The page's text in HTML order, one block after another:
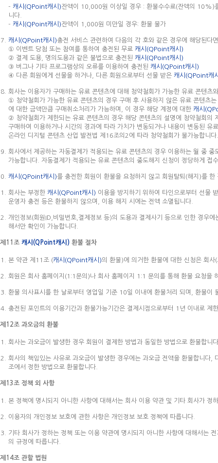
- 캐시(QPoint캐시)잔액이 10,000원 이상일 경우 : 환불수수료(잔액의 10%)
니다.
- 캐시(QPoint캐시)잔액이 1,000원 미만일 경우: 환불 불가
캐시(QPoint캐시)충전 서비스 관련하여 다음의 각 호와 같은 경우에 해당된다
① 이벤트 당첨 또는 참여를 통하여 충전된 무료 캐시(QPoint캐시)
② 결제 도용, 명의도용과 같은 불법으로 충전된 캐시(QPoint캐시)
③ 버그나 기타 프로그램상의 오류를 이용하여 충전된 캐시(QPoint캐시)
④ 다른 회원에게 선물을 하거나, 다른 회원으로부터 선물 받은 캐시(QPoint캐
회사는 이용자가 구매하는 유료 콘텐츠에 대해 청약철회가 가능한 유료 콘텐츠
① 청약철회가 가능한 유료 콘텐츠의 경우 구매 후 사용하지 않은 유료 콘텐츠
에 대한 금액만큼 구매취소처리가 가능하며, 이 경우 해당 계정에 대한 캐시
② 청약철회가 제한되는 유료 콘텐츠의 경우 해당 콘텐츠의 설명에 청약철회의
구매하여 이용하거나 시간의 경과에 따라 가치가 변동되거나 내용이 변동된
온라인 디지털 콘텐츠 산업 발전법 제16조의2에 따라 청약철회가 불가능합니다.
회사에서 제공하는 자동결제가 적용되는 유료 콘텐츠의 경우 이용하는 월 중
가능합니다. 자동결제가 적용되는 유료 콘텐츠의 중도해지 신청이 정당하게
캐시(QPoint캐시)를 충전한 회원이 환불을 요청하지 않고 회원탈퇴(해지)를
회사는 부정한 캐시(QPoint캐시) 이용을 방지하기 위하여 타인으로부터 선물
운영자 충전 등은 환불하지 않으며, 이용 해지 시에는 전액 소멸됩니다.
개인정보(회원ID,비밀번호,결제정보 등)의 도용과 결제사기 등으로 인한 경우
해서만 확인이 가능합니다.
제11조 캐시(QPoint캐시) 환불 절차
본 약관 제11조 (캐시(QPoint캐시)의 환불)에 의거한 환불에 대한 신청은 회사
회원은 회사 홈페이지(1:1문의)나 회사 홈페이지 1:1 문의를 통해 환불 요청을
환불 의사표시를 한 날로부터 영업일 기준 10일 이내에 환불처리 되며, 환불이
충전된 포인트의 이용기간과 환불가능기간은 결제시점으로부터 1년 이내로 제
제12조 과오금의 환불
회사는 과오금이 발생한 경우 회원이 결제한 방법과 동일한 방법으로 환불합
회사의 책임있는 사유로 과오금이 발생한 경우에는 과오금 전액을 환불합니다
조에서 정한 방법으로 환불합니다.
제13조 정책 외 사항
본 정책에 명시되지 아니한 사항에 대해서는 회사 이용 약관 및 기타 회사가 정
이용자의 개인정보 보호에 관한 사항은 개인정보 보호 정책에 따릅니다.
기타 회사가 정하는 정책 또는 이용 약관에 명시되지 아니한 사항에 대해서는
의 규정에 따릅니다.
제14조 관할 법원